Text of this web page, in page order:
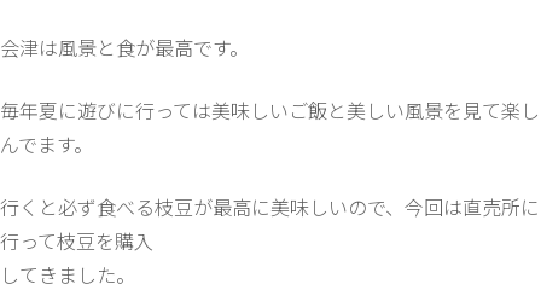
会津は風景と食が最高です。
毎年夏に遊びに行っては美味しいご飯と美しい風景を見て楽し
んでます。
行くと必ず食べる枝豆が最高に美味しいので、今回は直売所に
行って枝豆を購入
してきました。